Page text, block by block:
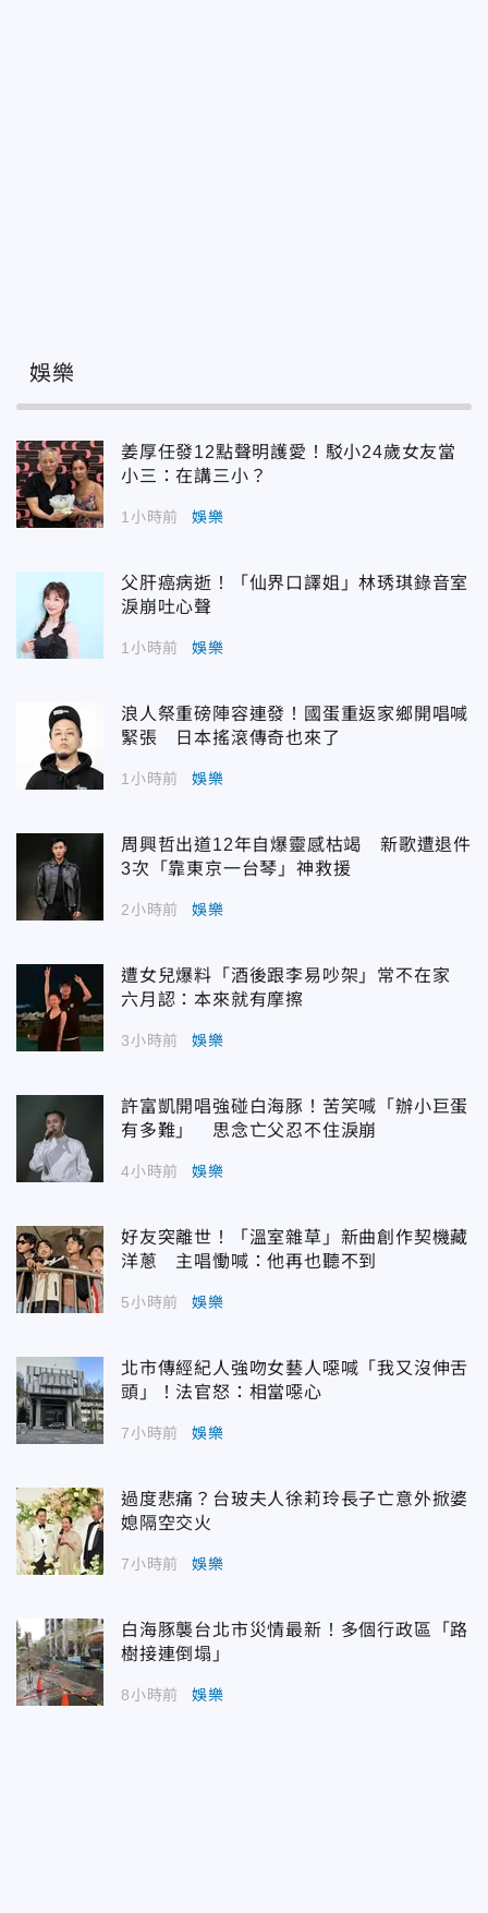
娛樂
姜厚任發12點聲明護愛！駁小24歲女友當
小三：在講三小？
1小時前 娛樂
父肝癌病逝！「仙界口譯姐」林琇琪錄音室
淚崩吐心聲
1小時前 娛樂
浪人祭重磅陣容連發！國蛋重返家鄉開唱喊
緊張 日本搖滾傳奇也來了
1小時前 娛樂
周興哲出道12年自爆靈感枯竭 新歌遭退件
3次「靠東京一台琴」神救援
2小時前 娛樂
遭女兒爆料「酒後跟李易吵架」常不在家
六月認：本來就有摩擦
3小時前 娛樂
許富凱開唱強碰白海豚！苦笑喊「辦小巨蛋
有多難」 思念亡父忍不住淚崩
4小時前 娛樂
好友突離世！「溫室雜草」新曲創作契機藏
洋蔥 主唱慟喊：他再也聽不到
5小時前 娛樂
北市傳經紀人強吻女藝人噁喊「我又沒伸舌
頭」！法官怒：相當噁心
7小時前 娛樂
過度悲痛？台玻夫人徐莉玲長子亡意外掀婆
媳隔空交火
7小時前 娛樂
白海豚襲台北市災情最新！多個行政區「路
樹接連倒塌」
8小時前 娛樂